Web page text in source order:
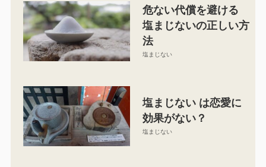
危ない代償を避ける
塩まじないの正しい方
法
塩まじない
塩まじない は恋愛に
効果がない？
塩まじない